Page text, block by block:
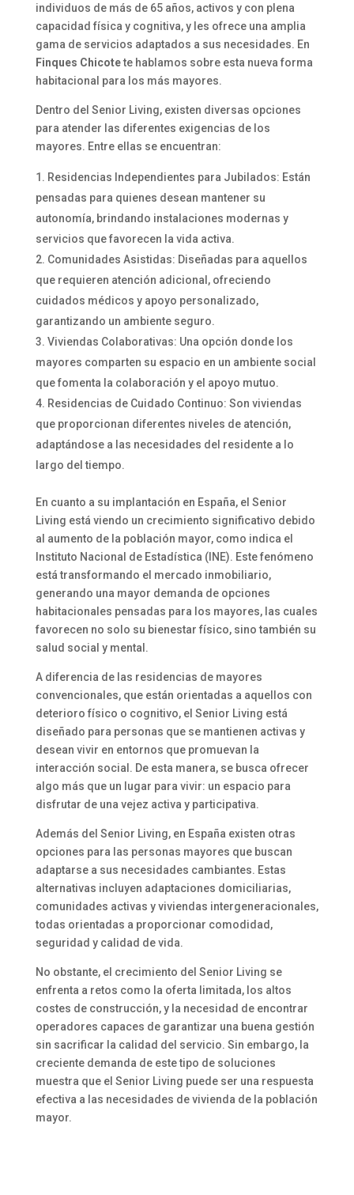
individuos de más de 65 años, activos y con plena
capacidad física y cognitiva, y les ofrece una amplia
gama de servicios adaptados a sus necesidades. En
Finques Chicotete hablamos sobre esta nueva forma
habitacional para los más mayores.
Dentro del Senior Living, existen diversas opciones
para atender las diferentes exigencias de los
mayores. Entre ellas se encuentran:
Residencias Independientes para Jubilados: Están
pensadas para quienes desean mantener su
autonomía, brindando instalaciones modernas y
servicios que favorecen la vida activa.
Comunidades Asistidas: Diseñadas para aquellos
que requieren atención adicional, ofreciendo
cuidados médicos y apoyo personalizado,
garantizando un ambiente seguro.
Viviendas Colaborativas: Una opción donde los
mayores comparten su espacio en un ambiente social
que fomenta la colaboración y el apoyo mutuo.
Residencias de Cuidado Continuo: Son viviendas
que proporcionan diferentes niveles de atención,
adaptándose a las necesidades del residente a lo
largo del tiempo.
En cuanto a su implantación en España, el Senior
Living está viendo un crecimiento significativo debido
al aumento de la población mayor, como indica el
Instituto Nacional de Estadística (INE). Este fenómeno
está transformando el mercado inmobiliario,
generando una mayor demanda de opciones
habitacionales pensadas para los mayores, las cuales
favorecen no solo su bienestar físico, sino también su
salud social y mental.
A diferencia de las residencias de mayores
convencionales, que están orientadas a aquellos con
deterioro físico o cognitivo, el Senior Living está
diseñado para personas que se mantienen activas y
desean vivir en entornos que promuevan la
interacción social. De esta manera, se busca ofrecer
algo más que un lugar para vivir: un espacio para
disfrutar de una vejez activa y participativa.
Además del Senior Living, en España existen otras
opciones para las personas mayores que buscan
adaptarse a sus necesidades cambiantes. Estas
alternativas incluyen adaptaciones domiciliarias,
comunidades activas y viviendas intergeneracionales,
todas orientadas a proporcionar comodidad,
seguridad y calidad de vida.
No obstante, el crecimiento del Senior Living se
enfrenta a retos como la oferta limitada, los altos
costes de construcción, y la necesidad de encontrar
operadores capaces de garantizar una buena gestión
sin sacrificar la calidad del servicio. Sin embargo, la
creciente demanda de este tipo de soluciones
muestra que el Senior Living puede ser una respuesta
efectiva a las necesidades de vivienda de la población
mayor.